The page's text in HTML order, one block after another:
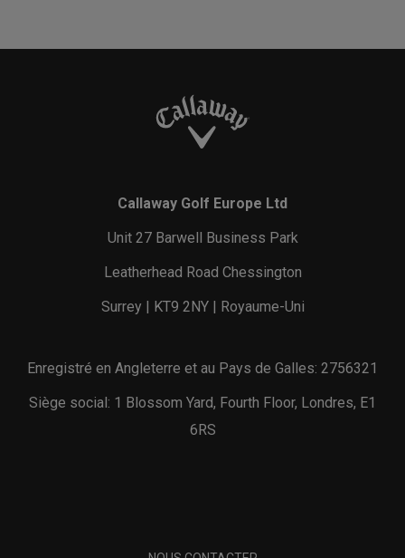
Callaway Golf Europe Ltd
Unit 27 Barwell Business Park
Leatherhead Road Chessington
Surrey | KT9 2NY | Royaume-Uni
Enregistré en Angleterre et au Pays de Galles: 2756321
Siège social: 1 Blossom Yard, Fourth Floor, Londres, E1
6RS